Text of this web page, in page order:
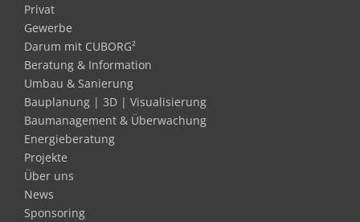
Privat
Gewerbe
Darum mit CUBORG²
Beratung & Information
Umbau & Sanierung
Bauplanung | 3D | Visualisierung
Baumanagement & Überwachung
Energieberatung
Projekte
Über uns
News
Sponsoring